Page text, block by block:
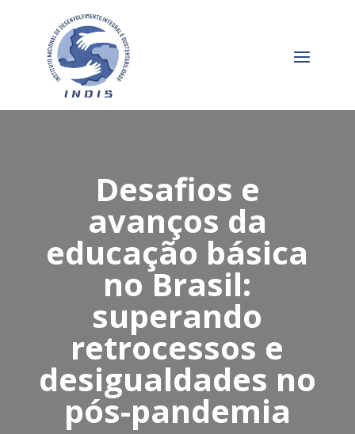
Desafios e
avanços da
educação básica
no Brasil:
superando
retrocessos e
desigualdades no
pós-pandemia